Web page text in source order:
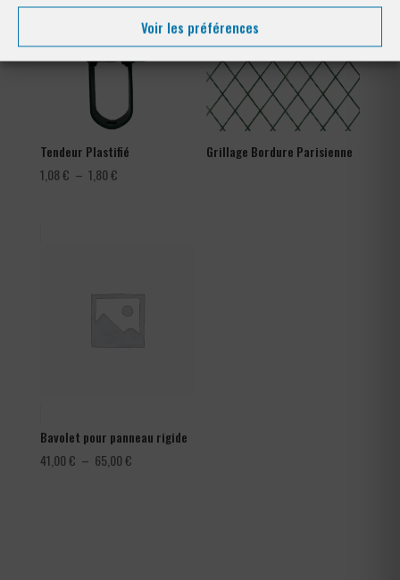
Voir les préférences
Tendeur Plastifié
1,08€ – 1,80€Plage
Grillage Bordure Parisienne
Bavolet pour panneau rigide
41,00€ – 65,00€Plage